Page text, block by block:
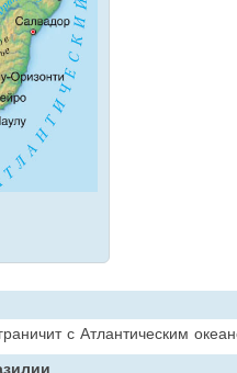
с Атлантическим